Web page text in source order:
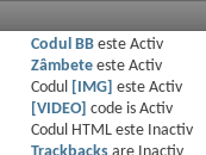
Codul BBeste Activ
Zâmbeteeste Activ
Codul
[IMG] este Activ
[VIDEO] code is Activ
Codul HTML este
Inactiv
Trackbacksare
Inactiv